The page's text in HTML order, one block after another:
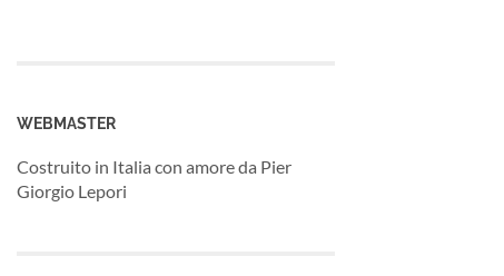
WEBMASTER
Costruito in Italia con amore da Pier
Giorgio Lepori